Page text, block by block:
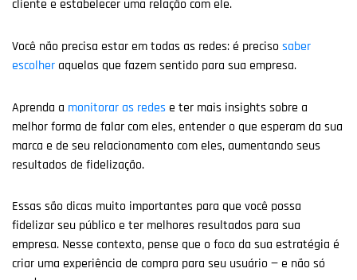
cliente e estabelecer uma relação com ele.
Você não precisa estar em todas as redes: é preciso saber
escolher aquelas que fazem sentido para sua empresa.
Aprenda a monitorar as redes e ter mais insights sobre a
melhor forma de falar com eles, entender o que esperam da sua
marca e de seu relacionamento com eles, aumentando seus
resultados de fidelização.
Essas são dicas muito importantes para que você possa
fidelizar seu público e ter melhores resultados para sua
empresa. Nesse contexto, pense que o foco da sua estratégia é
criar uma experiência de compra para seu usuário — e não só